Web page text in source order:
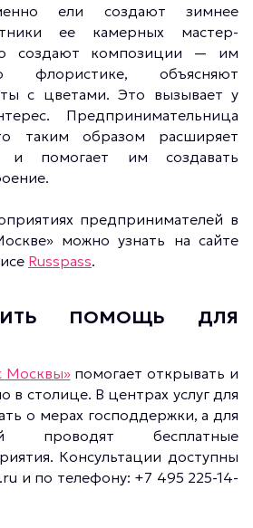
ели создают зимнее
ее камерных мастер-
создают композиции — им
флористике, объясняют
с цветами. Это вызывает у
Предпринимательница
таким образом расширяет
и помогает им создавать
предпринимателей в
можно узнать на сайте
Russpass.
ПОМОЩЬ ДЛЯ
Москвы»помогает открывать и
в столице. В центрах услуг для
о мерах господдержки, а для
проводят бесплатные
Консультации доступны
и по телефону: +7 495 225-14-